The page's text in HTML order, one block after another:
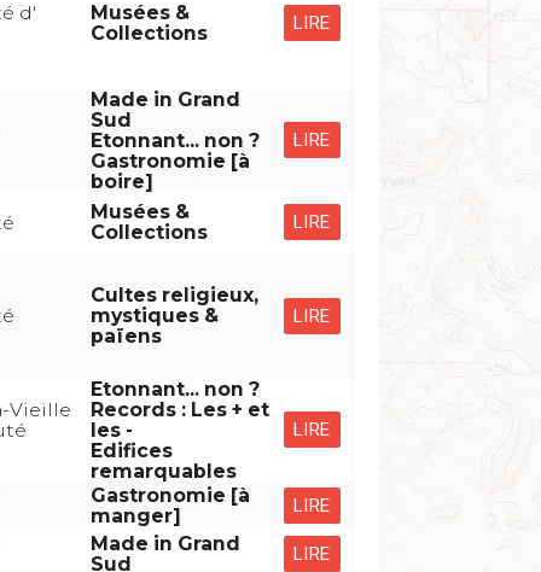
skiable des Pyrénées, réparti
des pêcheurs.
La Capitale est Andorre la Vieille. La
Constitution reconnaiît la liberté
mètres d'altitude. Le Parlement
d'
Musées &
Collections
LIRE
Made in Grand
Sud
Etonnant... non ?
Gastronomie [à
boire]
LIRE
Musées &
Collections
LIRE
Cultes religieux,
mystiques &
païens
LIRE
Vieille
Etonnant... non ?
Records : Les + et
les -
Edifices
remarquables
LIRE
Gastronomie [à
manger]
LIRE
Made in Grand
Sud
LIRE